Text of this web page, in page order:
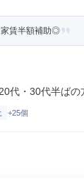
賃半額補助◎
・30代半ばの
+25個